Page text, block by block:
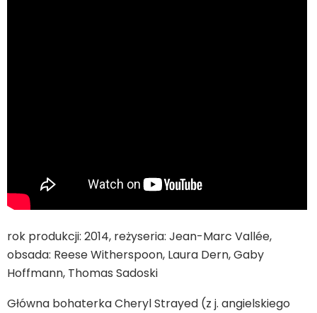
rok produkcji: 2014, reżyseria: Jean-Marc Vallée,
obsada: Reese Witherspoon, Laura Dern, Gaby
Hoffmann, Thomas Sadoski
Główna bohaterka Cheryl Strayed (z j. angielskiego